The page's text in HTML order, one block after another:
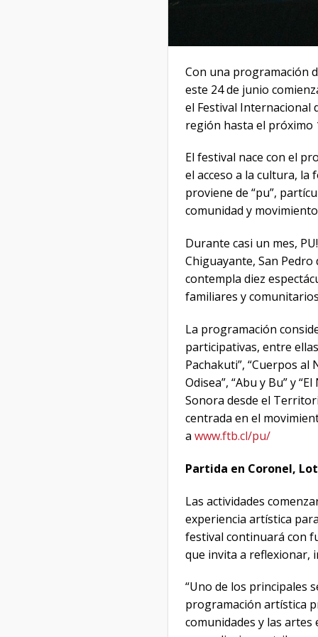
Con una programación
este 24 de junio
el Festival Internacional
región hasta el próximo
El festival nace con el
el acceso a la cultura, la
proviene de “pu”,
comunidad y
Durante casi un mes,
Chiguayante, San
contempla diez
familiares y
La programación
participativas, entre
Pachakuti”, “Cuerpos al
Odisea”, “Abu y Bu” y
Sonora desde el
centrada en el
a www.ftb.cl/pu/
Partida en Coronel,
Las actividades
experiencia artística
festival continuará con
que invita a reflexionar,
“Uno de los principales
programación artística
comunidades y las artes